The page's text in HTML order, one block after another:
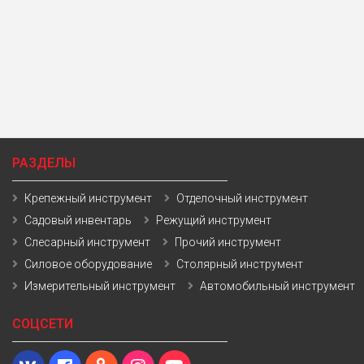
РАЗДЕЛЫ
Крепежный инструмент
Отделочный инструмент
Садовый инвентарь
Режущий инструмент
Слесарный инструмент
Прочий инструмент
Силовое оборудование
Столярный инструмент
Измерительный инструмент
Автомобильный инструмент
СОЦСЕТИ